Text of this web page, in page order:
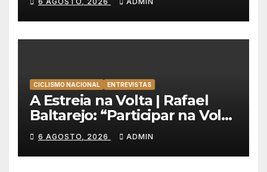
na Volta à Polónia
CICLISMO NACIONAL ENTREVISTAS
A Estreia na Volta | Rafael
Baltarejo: “Participar na Volta
a Portugal é o sonho de
qualquer ciclista”
6 AGOSTO, 2026 ADMIN